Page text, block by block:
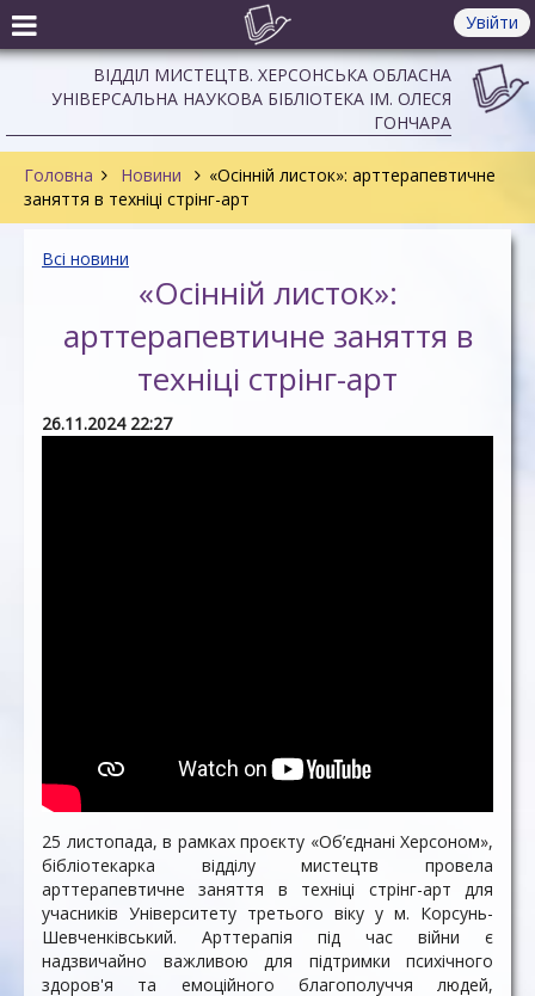
Увійти
ВІДДІЛ МИСТЕЦТВ. ХЕРСОНСЬКА ОБЛАСНА
УНІВЕРСАЛЬНА НАУКОВА БІБЛІОТЕКА ІМ. ОЛЕСЯ
ГОНЧАРА
Головна Новини
«Осінній листок»: арттерапевтичне
заняття в техніці стрінг-арт
Всі новини
«Осінній листок»:
арттерапевтичне заняття в
техніці стрінг-арт
26.11.2024 22:27
25 листопада, в рамках проєкту «Об’єднані Херсоном»,
бібліотекарка відділу мистецтв провела
арттерапевтичне заняття в техніці стрінг-арт для
учасників Університету третього віку у м. Корсунь-
Шевченківський. Арттерапія під час війни є
надзвичайно важливою для підтримки психічного
здоров'я та емоційного благополуччя людей,